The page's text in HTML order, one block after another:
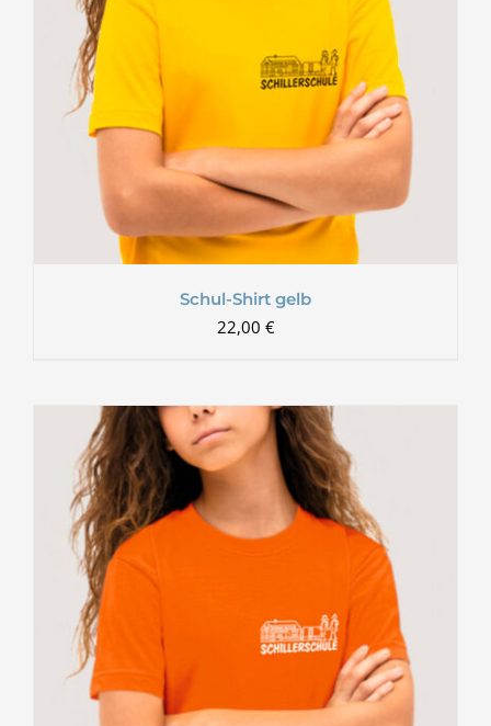
Schul-Shirt gelb
22,00 €